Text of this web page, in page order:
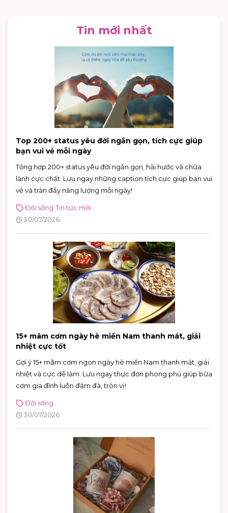
Tin mới nhất
Top 200+ status yêu đời ngắn gọn, tích cực giúp
bạn vui vẻ mỗi ngày
Tổng hợp 200+ status yêu đời ngắn gọn, hài hước và chữa
lành cực chất. Lưu ngay những caption tích cực giúp bạn vui
vẻ và tràn đầy năng lượng mỗi ngày!
Đời sống Tin tức mới
30/07/2026
15+ mâm cơm ngày hè miền Nam thanh mát, giải
nhiệt cực tốt
Gợi ý 15+ mâm cơm ngon ngày hè miền Nam thanh mát, giải
nhiệt và cực dễ làm. Lưu ngay thực đơn phong phú giúp bữa
cơm gia đình luôn đậm đà, tròn vị!
Đời sống
30/07/2026